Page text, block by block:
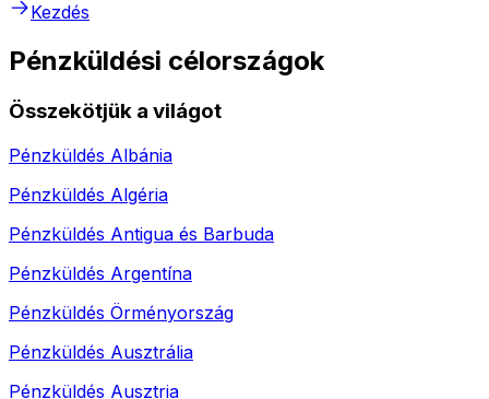
Kezdés
Pénzküldési célországok
Összekötjük a világot
Pénzküldés Albánia
Pénzküldés Algéria
Pénzküldés Antigua és Barbuda
Pénzküldés Argentína
Pénzküldés Örményország
Pénzküldés Ausztrália
Pénzküldés Ausztria